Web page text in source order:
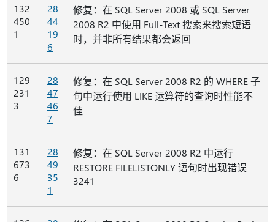
132
450
1
28
44
19
6
修复：在 SQL Server 2008 或 SQL Server
2008 R2 中使用 Full-Text 搜索来搜索短语
时，并非所有结果都会返回
129
231
3
28
47
46
7
修复：在 SQL Server 2008 R2 的 WHERE 子
句中运行使用 LIKE 运算符的查询时性能不
佳
131
673
6
28
49
35
1
修复：在 SQL Server 2008 R2 中运行
RESTORE FILELISTONLY 语句时出现错误
3241